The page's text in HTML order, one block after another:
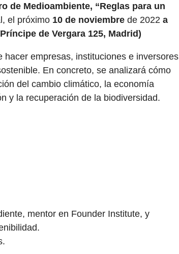
de Medioambiente, “Reglas para un
el próximo 10 de noviembre de 2022 a
de Vergara 125, Madrid)
empresas, instituciones e inversores
En concreto, se analizará cómo
del cambio climático, la economía
y la recuperación de la biodiversidad.
mentor en Founder Institute, y